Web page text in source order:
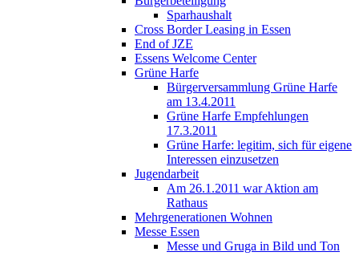
Sparhaushalt
Cross Border Leasing in Essen
End of JZE
Essens Welcome Center
Grüne Harfe
Bürgerversammlung Grüne Harfe
am 13.4.2011
Grüne Harfe Empfehlungen
17.3.2011
Grüne Harfe: legitim, sich für eigene
Interessen einzusetzen
Jugendarbeit
Am 26.1.2011 war Aktion am
Rathaus
Mehrgenerationen Wohnen
Messe Essen
Messe und Gruga in Bild und Ton